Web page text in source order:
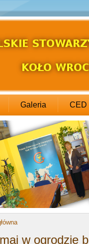
Galeria CED
w ogrodzie